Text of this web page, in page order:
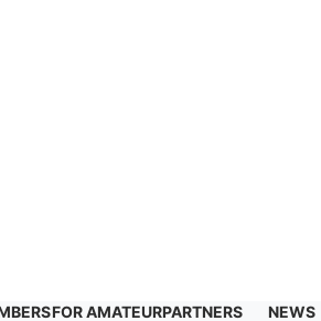
FOR AMATEURPARTNERS NEWS